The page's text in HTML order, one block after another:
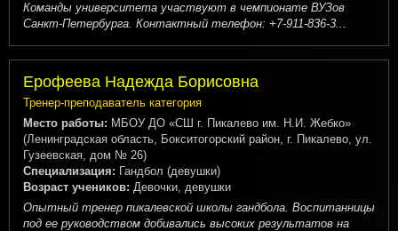
Команды университета участвуют в чемпионате ВУЗов
Санкт-Петербурга. Контактный телефон: +7-911-836-3...
Ерофеева Надежда Борисовна
Тренер-преподаватель категория
Место работы: МБОУ ДО «СШ г. Пикалево им. Н.И. Жебко»
(Ленинградская область, Бокситогорский район, г. Пикалево, ул.
Гузеевская, дом № 26)
Специализация: Гандбол (девушки)
Возраст учеников: Девочки, девушки
Опытный тренер пикалевской школы гандбола. Воспитанницы
под ее руководством добивались высоких результатов на